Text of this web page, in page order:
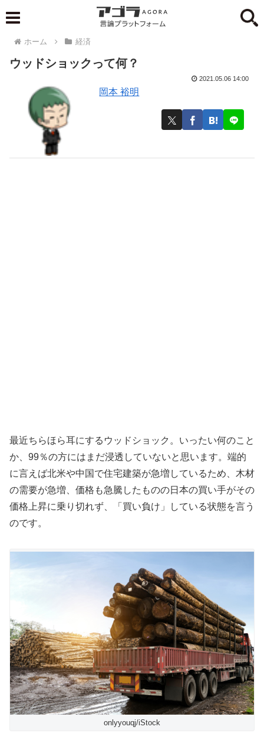
ホーム 経済
ウッドショックって何？
岡本 裕明
2021.05.06 14:00
最近ちらほら耳にするウッドショック。いったい何のこと
か、99％の方にはまだ浸透していないと思います。端的
に言えば北米や中国で住宅建築が急増しているため、木材
の需要が急増、価格も急騰したものの日本の買い手がその
価格上昇に乗り切れず、「買い負け」している状態を言う
のです。
onlyyouqj/iStock